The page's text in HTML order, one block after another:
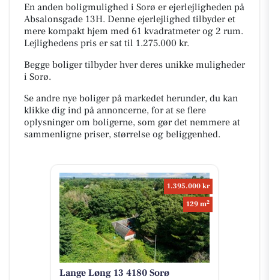
En anden boligmulighed i Sorø er ejerlejligheden på
Absalonsgade 13H. Denne ejerlejlighed tilbyder et
mere kompakt hjem med 61 kvadratmeter og 2 rum.
Lejlighedens pris er sat til 1.275.000 kr.
Begge boliger tilbyder hver deres unikke muligheder
i Sorø.
Se andre nye boliger på markedet herunder, du kan
klikke dig ind på annoncerne, for at se flere
oplysninger om boligerne, som gør det nemmere at
sammenligne priser, størrelse og beliggenhed.
1.395.000 kr
129 m2
Lange Løng 13 4180 Sorø